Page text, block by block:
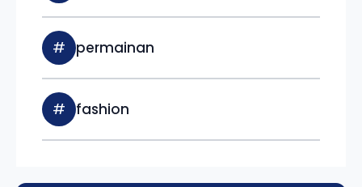
# permainan
# fashion